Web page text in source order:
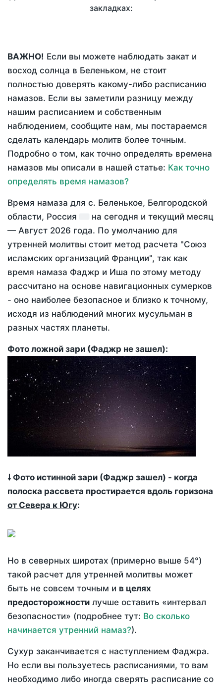
закладках:
ВАЖНО! Если вы можете наблюдать закат и
восход солнца в Беленьком, не стоит
полностью доверять какому-либо расписанию
намазов. Если вы заметили разницу между
нашим расписанием и собственным
наблюдением, сообщите нам, мы постараемся
сделать календарь молитв более точным.
Подробно о том, как точно определять времена
намазов мы описали в нашей статье: Как точно
определять время намазов?
Время намаза для с. Беленькое, Белгородской
области, Россия
на сегодня и текущий месяц
— Август 2026 года. По умолчанию для
утренней молитвы стоит метод расчета "Союз
исламских организаций Франции", так как
время намаза Фаджр и Иша по этому методу
рассчитано на основе навигационных сумерков
- оно наиболее безопасное и близко к точному,
исходя из наблюдений многих мусульман в
разных частях планеты.
Фото ложной зари (Фаджр не зашел):
🠗 Фото истинной зари (Фаджр зашел) - когда
полоска рассвета простирается вдоль горизона
от Севера к Югу:
Но в северных широтах (примерно выше 54°)
такой расчет для утренней молитвы может
быть не совсем точным и в целях
предосторожности лучше оставить «интервал
безопасности» (подробнее тут: Во сколько
начинается утренний намаз?).
Сухур заканчивается с наступлением Фаджра.
Но если вы пользуетесь расписаниями, то вам
необходимо либо иногда сверять расписание со